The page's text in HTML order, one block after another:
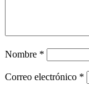
Nombre *
Correo electrónico *